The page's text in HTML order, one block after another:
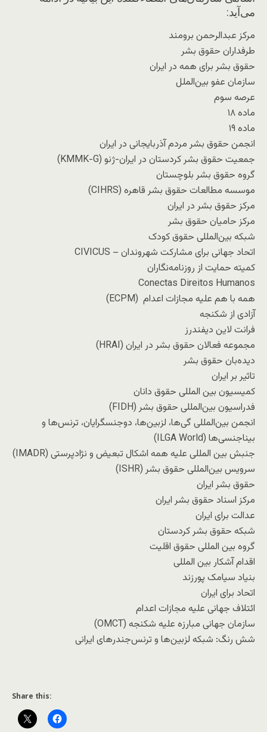
می‌آید:
مرکز عبدالرحمن برومند
طرفداران حقوق بشر
حقوق بشر برای همه در ایران
سازمان عفو بین‌الملل
عرصه سوم
ماده ۱۸
ماده ۱۹
انجمن حقوق بشر مردم آذربایجانی در ایران
جمعیت حقوق بشر کردستان در ایران-ژنو (KMMK-G)
گروه حقوق بشر بلوچستان
موسسه مطالعات حقوق بشر قاهره (CIHRS)
مرکز حقوق بشر در ایران
مرکز حامیان حقوق بشر
شبکه بین‌المللی حقوق کودک
اتحاد جهانی برای مشارکت شهروندان – CIVICUS
کمیته حمایت از روزنامه‌نگاران
Conectas Direitos Humanos
همه با هم علیه مجازات اعدام (ECPM)
آزادی از شکنجه
فرانت لاین دیفندرز
مجموعه فعالان حقوق بشر در ایران (HRAI)
دیده‌بان حقوق بشر
تاثیر بر ایران
کمیسیون بین المللی حقوق دانان
فدراسیون بین‌المللی حقوق بشر (FIDH)
انجمن بین‌المللی گی‌ها، لزبین‌ها، دوجنسگرایان، ترنس‌ها و
بیناجنسی‌ها (ILGA World)
جنبش بین المللی علیه همه اشکال تبعیض و نژادپرستی (IMADR)
سرویس بین‌المللی حقوق بشر (ISHR)
حقوق بشر ایران
مرکز اسناد حقوق بشر ایران
عدالت برای ایران
شبکه حقوق بشر کردستان
گروه بین المللی حقوق اقلیت
اقدام آشکار بین المللی
بنیاد سیامک پورزند
اتحاد برای ایران
ائتلاف جهانی علیه مجازات اعدام
سازمان جهانی مبارزه علیه شکنجه (OMCT)
شش رنگ: شبکه لزبین‌ها و ترنس‌جندرهای ایرانی
Share this: